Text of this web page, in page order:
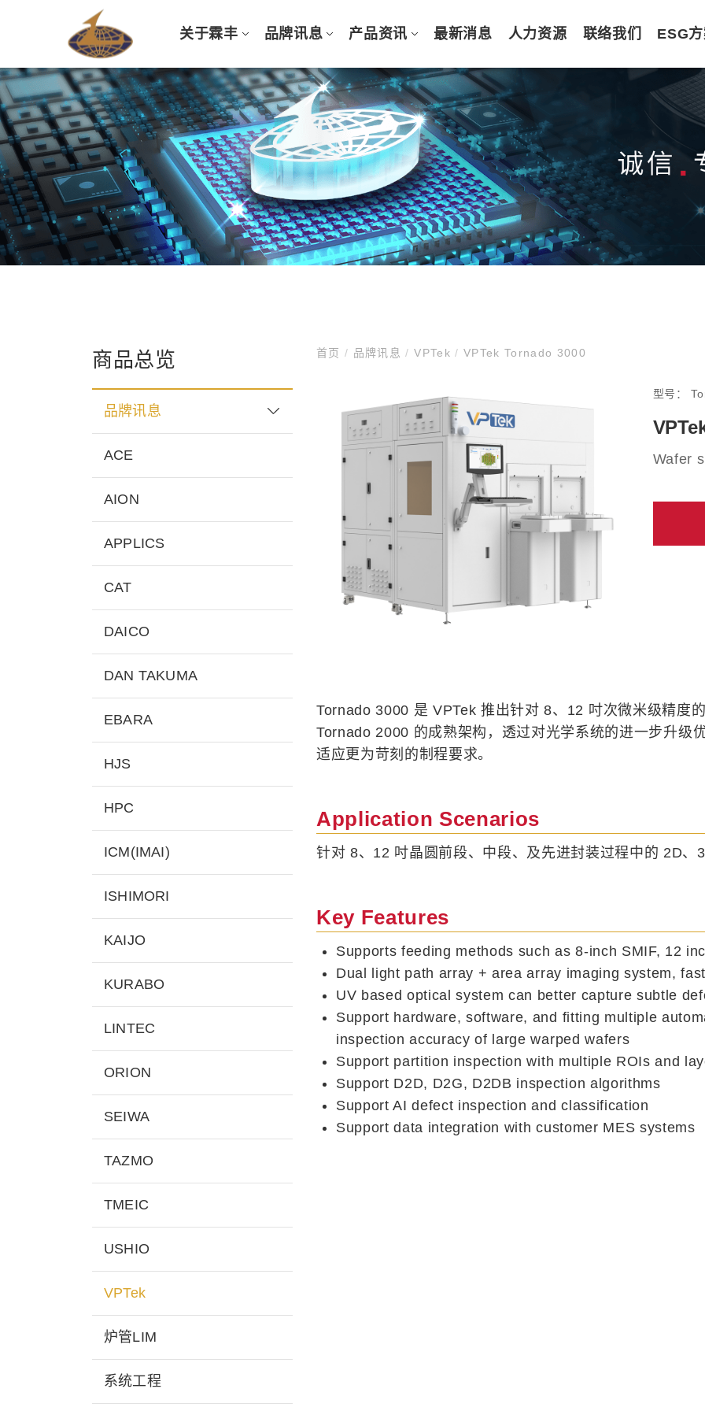
关于霖丰 品牌讯息 产品资讯 最新消息 人力资源 联络我们 ESG
商品总览
品牌讯息
ACE
AION
APPLICS
CAT
DAICO
DAN TAKUMA
EBARA
HJS
HPC
ICM(IMAI)
ISHIMORI
KAIJO
KURABO
LINTEC
ORION
SEIWA
TAZMO
TMEIC
USHIO
VPTek
炉管LIM
系统工程
首页/ 品牌讯息/ VPTek/ VPTek Tornado 3000
型号：
Wafer
Tornado 3000 是 VPTek 推出针对 8、12 吋次微米级精度
Tornado 2000 的成熟架构，透过对光学系统的进一步升级
适应更为苛刻的制程要求。
Application Scenarios
针对 8、12 吋晶圆前段、中段、及先进封装过程中的 2D、
Key Features
Supports feeding methods such as 8-inch SMIF, 12
Dual light path array + area array imaging system,
UV based optical system can better capture subtle
Support hardware, software, and fitting multiple
inspection accuracy of large warped wafers
Support partition inspection with multiple ROIs and
Support D2D, D2G, D2DB inspection algorithms
Support AI defect inspection and classification
Support data integration with customer MES systems